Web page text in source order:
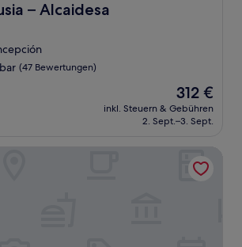
– Alcaidesa
– Alcaidesa
(47 Bewertungen)
Der
Preis
beträgt
312 €
inkl. Steuern & Gebühren
2. Sept.–3. Sept.